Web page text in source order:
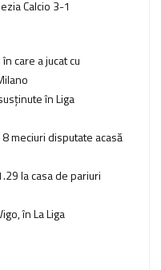
Calcio 3-1
care a jucat cu
în Liga
meciuri disputate acasă
la casa de pariuri
în La Liga